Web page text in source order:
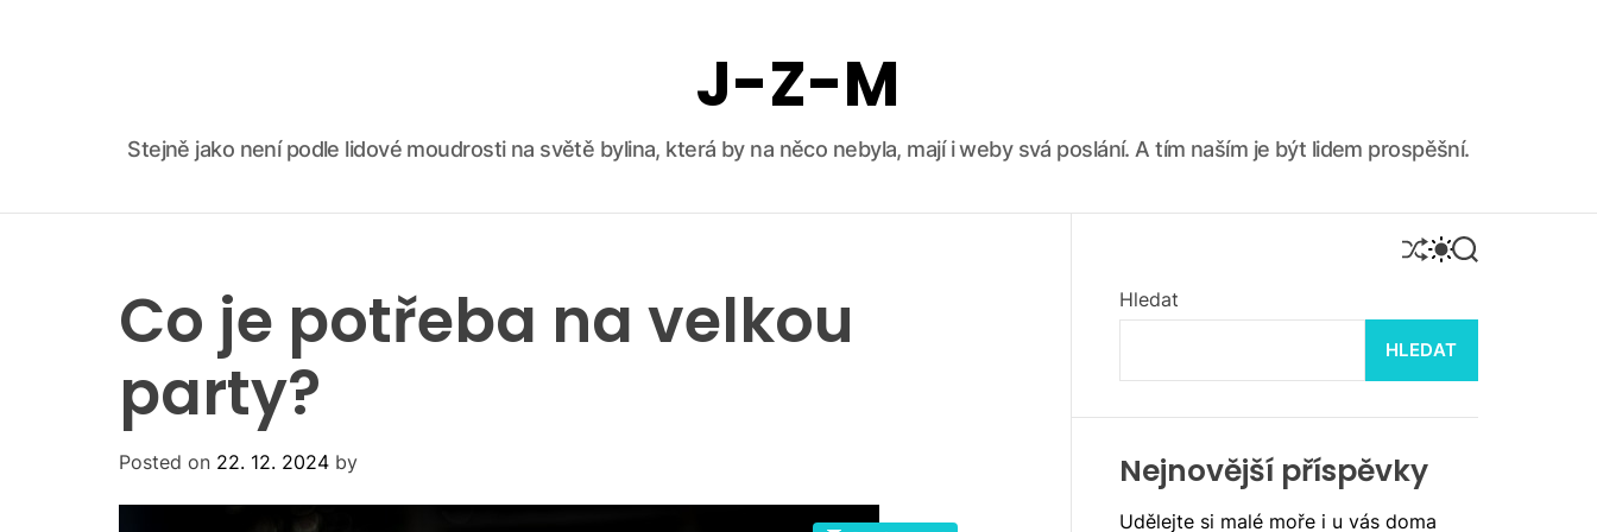
o
J-Z-M
Stejně jako není podle lidové moudrosti na světě bylina, která by na něco nebyla, mají i weby svá poslání. A tím naším je být lidem prospěšní.
S
H
L
S
W
H
L
R
D
S
E
H
Co je potřeba na velkou
party?
Posted on 22. 12. 2024 by
Hledat
HLEDAT
Nejnovější příspěvky
Udělejte si malé moře i u vás doma